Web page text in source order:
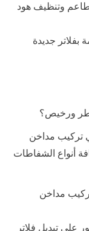
وتنظيف هود
بفلاتر جديدة
ورخيص؟
تركيب مداخن
أنواع الشفاطات
مداخن
على تبديل فلاتر